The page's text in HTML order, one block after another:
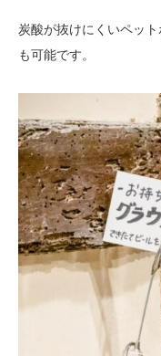
炭酸が抜けにくいペッ
も可能です。